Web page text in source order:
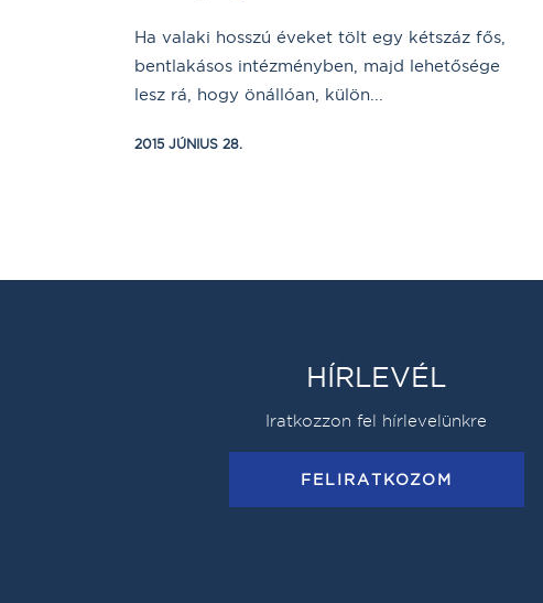
Ha valaki hosszú éveket tölt egy kétszáz fős,
bentlakásos intézményben, majd lehetősége
lesz rá, hogy önállóan, külön...
2015 JÚNIUS 28.
HÍRLEVÉL
Iratkozzon fel hírlevelünkre
FELIRATKOZOM